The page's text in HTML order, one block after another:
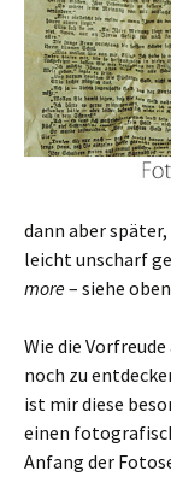
dann aber
leicht unscharf
more– siehe
Wie die
noch zu
ist mir diese
einen
Anfang der